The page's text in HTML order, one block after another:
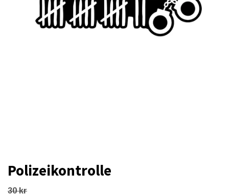
Polizeikontrolle
30 kr